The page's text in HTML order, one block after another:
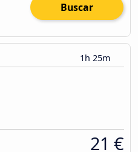
Buscar
1h 25m
21 €